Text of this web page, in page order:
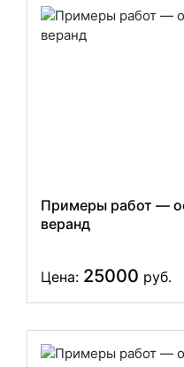
Примеры работ —
веранд
Цена: 25000 руб.